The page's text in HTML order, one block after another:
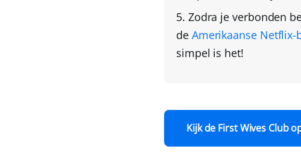
Zodra je verbonden
de Amerikaanse
simpel is het!
Kijk de First Wives Club